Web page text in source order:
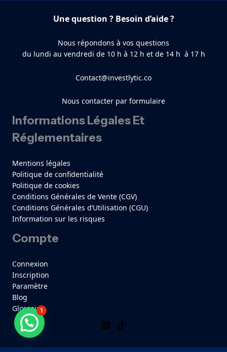
Une question ? Besoin d’aide ?
Nous répondons à vos questions
du lundi au vendredi de 10 h à 12 h et de 14 h à 17 h
Contact@investlytic.co
Nous contacter par formulaire
Informations Légales Et
Réglementaires
Mentions légales
Politique de confidentialité
Politique de cookies
Conditions Générales de Vente (CGV)
Conditions Générales d’Utilisation (CGU)
Information sur les risques
Compte
Connexion
Inscription
Paramètre
Blog
Glossaire
1